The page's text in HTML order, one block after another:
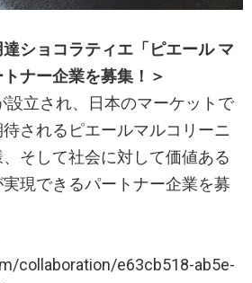
ショコラティエ「ピエール マ
ナー企業を募集！＞
設立され、日本のマーケットで
されるピエールマルコリーニ
そして社会に対して価値ある
現できるパートナー企業を募
collaboration/e63cb518-ab5e-